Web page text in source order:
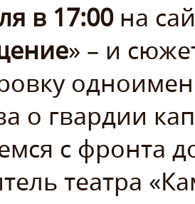
в 17:00на
» – и
о гвардии
с фронта
театра